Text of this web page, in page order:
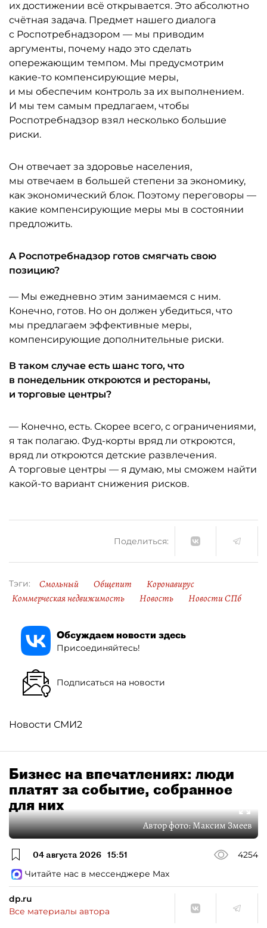
их достижении всё открывается. Это абсолютно
счётная задача. Предмет нашего диалога
с Роспотребнадзором — мы приводим
аргументы, почему надо это сделать
опережающим темпом. Мы предусмотрим
какие-то компенсирующие меры,
и мы обеспечим контроль за их выполнением.
И мы тем самым предлагаем, чтобы
Роспотребнадзор взял несколько большие
риски.
Он отвечает за здоровье населения,
мы отвечаем в большей степени за экономику,
как экономический блок. Поэтому переговоры —
какие компенсирующие меры мы в состоянии
предложить.
А Роспотребнадзор готов смягчать свою
позицию?
— Мы ежедневно этим занимаемся с ним.
Конечно, готов. Но он должен убедиться, что
мы предлагаем эффективные меры,
компенсирующие дополнительные риски.
В таком случае есть шанс того, что
в понедельник откроются и рестораны,
и торговые центры?
— Конечно, есть. Скорее всего, с ограничениями,
я так полагаю. Фуд-корты вряд ли откроются,
вряд ли откроются детские развлечения.
А торговые центры — я думаю, мы сможем найти
какой-то вариант снижения рисков.
Поделиться:
Тэги: Смольный Общепит
Коронавирус
Коммерческая недвижимость
Новость Новости СПб
Обсуждаем новости здесь
Присоединяйтесь!
Подписаться на новости
Новости СМИ2
Бизнес на впечатлениях: люди
платят за событие, собранное
для них
Автор фото:Максим Змеев
04 августа 2026 15:51
4254
Читайте нас в мессенджере Max
dp.ru
Все материалы автора